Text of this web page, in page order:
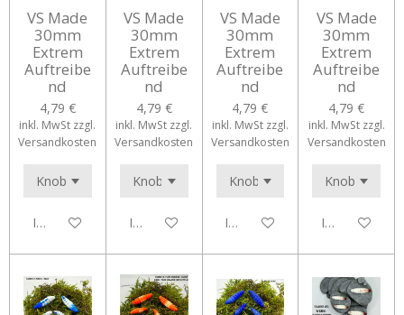
VS Made
30mm
Extrem
Auftreibe
nd
4,79 €
inkl. MwSt zzgl.
Versandkosten
In den Warenkorb
VS Made
30mm
Extrem
Auftreibe
nd
4,79 €
inkl. MwSt zzgl.
Versandkosten
In den Warenkorb
VS Made
30mm
Extrem
Auftreibe
nd
4,79 €
inkl. MwSt zzgl.
Versandkosten
In den Warenkorb
VS Made
30mm
Extrem
Auftreibe
nd
4,79 €
inkl. MwSt zzgl.
Versandkosten
In den